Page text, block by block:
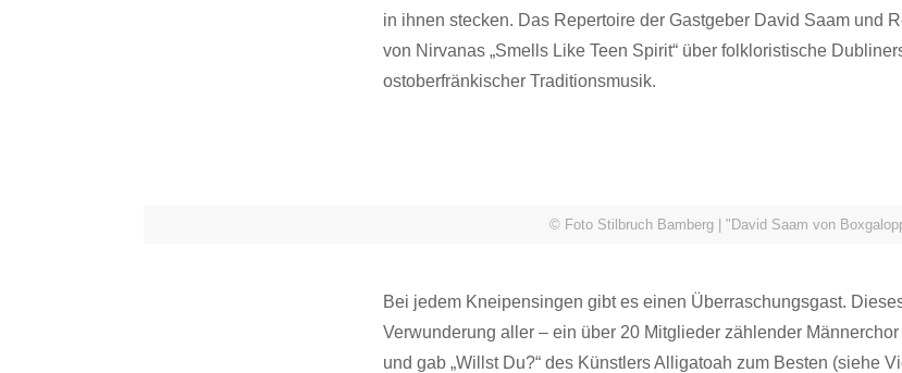
in ihnen stecken. Das Repertoire der Gastgeber David Saam und
von Nirvanas „Smells Like Teen Spirit“ über folkloristische
ostoberfränkischer Traditionsmusik.
© Foto Stilbruch Bamberg | "David Saam von
Bei jedem Kneipensingen gibt es einen Überraschungsgast.
Verwunderung aller – ein über 20 Mitglieder zählender
und gab „Willst Du?“ des Künstlers Alligatoah zum Besten (siehe